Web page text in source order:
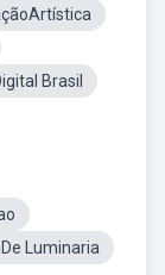
Brasil
Luminaria